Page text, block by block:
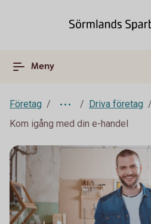
Meny
Företag
Driva företag
Kom igång med din e-handel